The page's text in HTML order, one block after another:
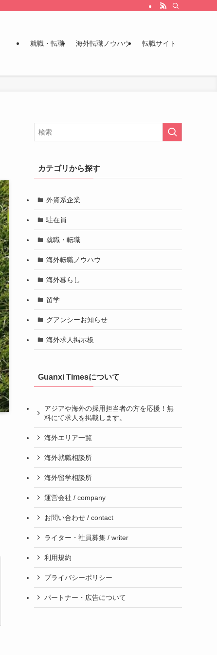
就職・転職 海外転職ノウハウ 転職サイト
カテゴリから探す
外資系企業
駐在員
就職・転職
海外転職ノウハウ
海外暮らし
留学
グアンシーお知らせ
海外求人掲示板
Guanxi Timesについて
アジアや海外の採用担当者の方を応援！無
料にて求人を掲載します。
海外エリア一覧
海外就職相談所
海外留学相談所
運営会社 / company
お問い合わせ / contact
ライター・社員募集 / writer
利用規約
プライバシーポリシー
パートナー・広告について